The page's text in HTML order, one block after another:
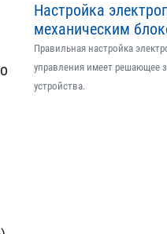
Настройка
механическим
Правильная настройка
управления имеет решающее
устройства.